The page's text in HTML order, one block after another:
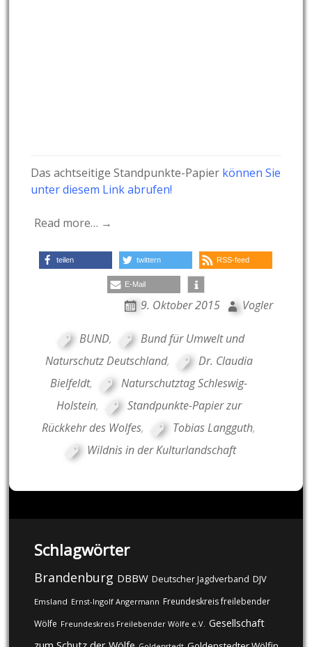
Das achtseitige Standpunkte-Papier können Sie
unter diesem Link abrufen!
Read more… →
teilen twittern RSS-feed
E-Mail
9. Oktober 2015 Vogler
BUND,
Bund für Umwelt und
Naturschutz Deutschland,
Dr. Claudia
Bielfeldt,
Naturschutztag Schleswig-
Holstein,
Standpunkte-Papier zur
Rückkehr des Wolfes, Tobias Langguth,
Wildnis in der Kulturlandschaft
Schlagwörter
Brandenburg DBBW Deutscher Jagdverband DJV
Emsland Ernst-Ingolf Angermann Freundeskreis freilebender
Wölfe Freundeskreis Freilebender Wölfe e.V. Gesellschaft